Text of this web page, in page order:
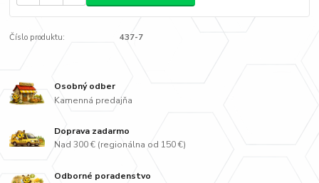
Číslo produktu: 437-7
Osobný odber
Kamenná predajňa
Doprava zadarmo
Nad 300 € (regionálna od 150 €)
Odborné poradenstvo